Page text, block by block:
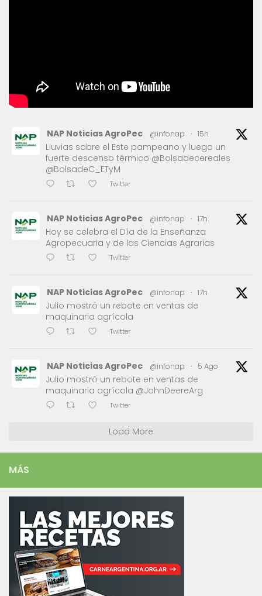
NAP Noticias AgroPec @infonap · 15h
Lluvias sobre el Este pampeano y luego un
fuerte descenso térmico @Bolsadecereales
@BolsadeC_ETyM
Twitter
NAP Noticias AgroPec @infonap · 17h
Hoy se celebra el Día de la Enseñanza
Agropecuaria y de las Ciencias Agrarias
Twitter
NAP Noticias AgroPec @infonap · 17h
Julio mostró un rebote en ventas de
maquinaria agrícola
Twitter
NAP Noticias AgroPec @infonap · 5 Ago
Julio mostró un rebote en ventas de
maquinaria agrícola @JohnDeereArg
Twitter
Load More
MÁS